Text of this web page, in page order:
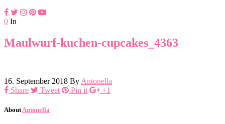
0 In
Maulwurf-kuchen-cupcakes_4363
16. September 2018 By Antonella
Share
Tweet Pin it +1
About Antonella